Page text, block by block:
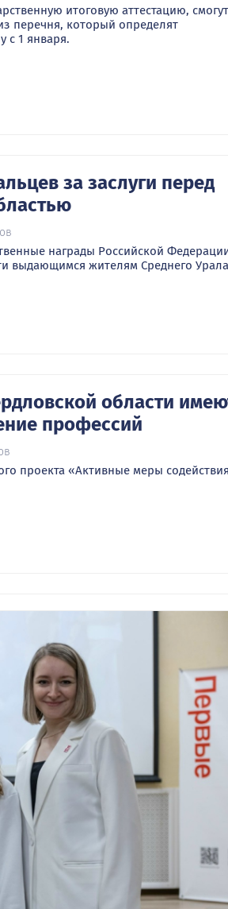
итоговую аттестацию, смогут
перечня, который определят
с 1 января.
за заслуги перед
награды Российской
выдающимся жителям Среднего
области
профессий
проекта «Активные меры